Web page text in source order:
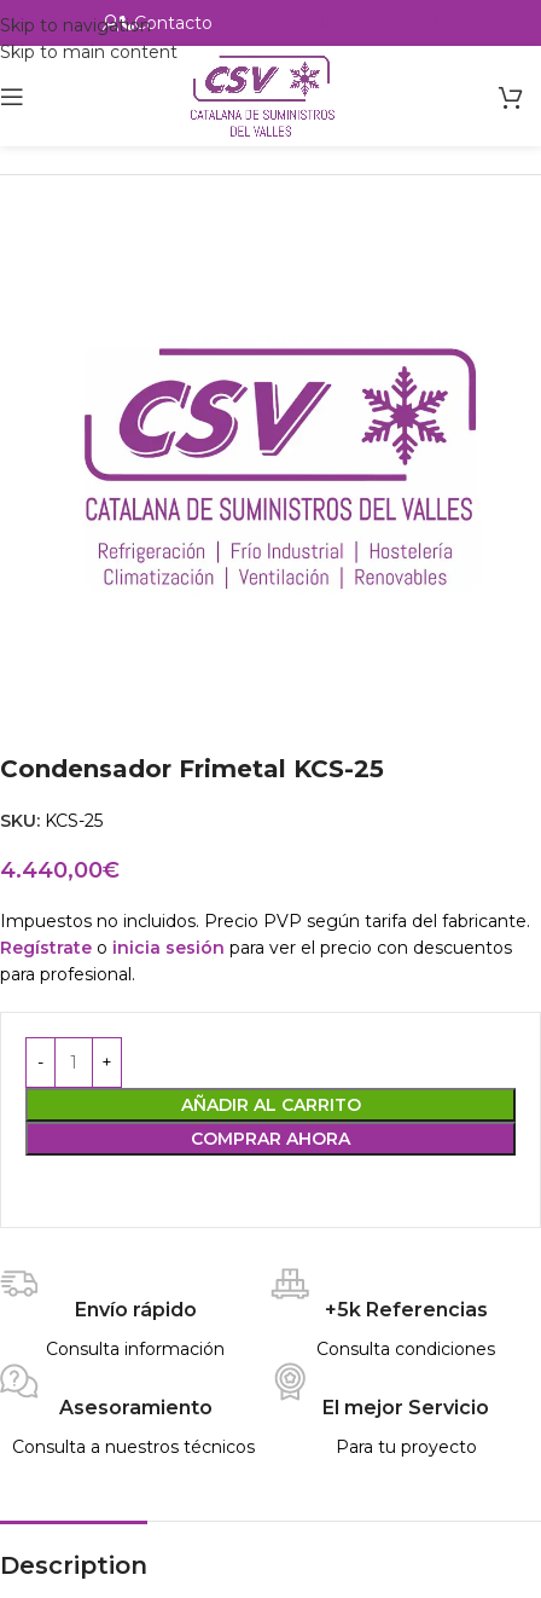
Skip to navigation
Skip to main content
Contacto
Intercambio
Condensador Frimetal KCS-25
SKU: KCS-25
4.440,00€
Impuestos no incluidos. Precio PVP según tarifa del fabricante.
Regístrate o inicia sesión para ver el precio con descuentos
para profesional.
AÑADIR AL CARRITO
COMPRAR AHORA
Envío rápido
Consulta información
+5k Referencias
Consulta condiciones
Asesoramiento
Consulta a nuestros técnicos
El mejor Servicio
Para tu proyecto
Description